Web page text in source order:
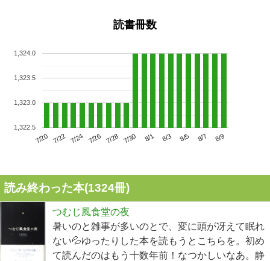
読書冊数
7/20 7/22 7/24 7/26 7/28 7/30 8/1 8/3 8/5 8/7 8/9
1,322.5
1,323.0
1,323.5
1,324.0
読み終わった本(1324冊)
つむじ風食堂の夜
暑いのと雑事が多いのとで、変に頭が冴えて眠れ
ない💦ゆったりした本を読もうとこちらを。初め
て読んだのはもう十数年前！なつかしいなあ。静